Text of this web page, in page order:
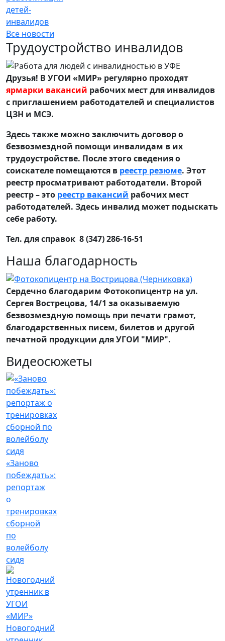
детей-
инвалидов
Все новости
Трудоустройство инвалидов
Друзья! В УГОИ «МИР» регулярно проходят
ярмарки вакансий рабочих мест для инвалидов
с приглашением работодателей и специалистов
ЦЗН и МСЭ.
Здесь также можно заключить договор о
безвозмездной помощи инвалидам в их
трудоустройстве. После этого сведения о
соискателе помещаются в реестр резюме. Этот
реестр просматривают работодатели. Второй
реестр – это реестр вакансий рабочих мест
работодателей. Здесь инвалид может подыскать
себе работу.
Тел. для справок 8 (347) 286-16-51
Наша благодарность
Сердечно благодарим Фотокопицентр на ул.
Сергея Вострецова, 14/1 за оказываемую
безвозмездную помощь при печати грамот,
благодарственных писем, билетов и другой
печатной продукции для УГОИ "МИР".
Видеосюжеты
«Заново
побеждать»:
репортаж
о
тренировках
сборной
по
волейболу
сидя
Новогодний